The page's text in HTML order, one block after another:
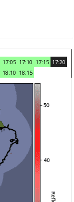
17:05 17:10 17:15 17:20
18:10 18:15